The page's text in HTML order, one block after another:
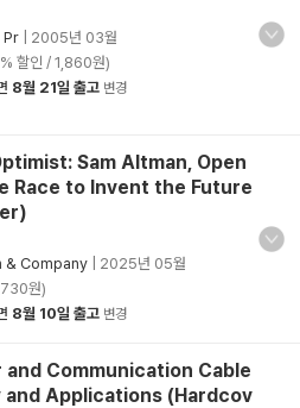
Pr
2005년 03월
할인 / 1,860원)
8월 21일 출고 변경
Sam Altman, Open
Race to Invent the Future
& Company
2025년 05월
원)
8월 10일 출고 변경
and Communication Cable
and Applications (Hardcov